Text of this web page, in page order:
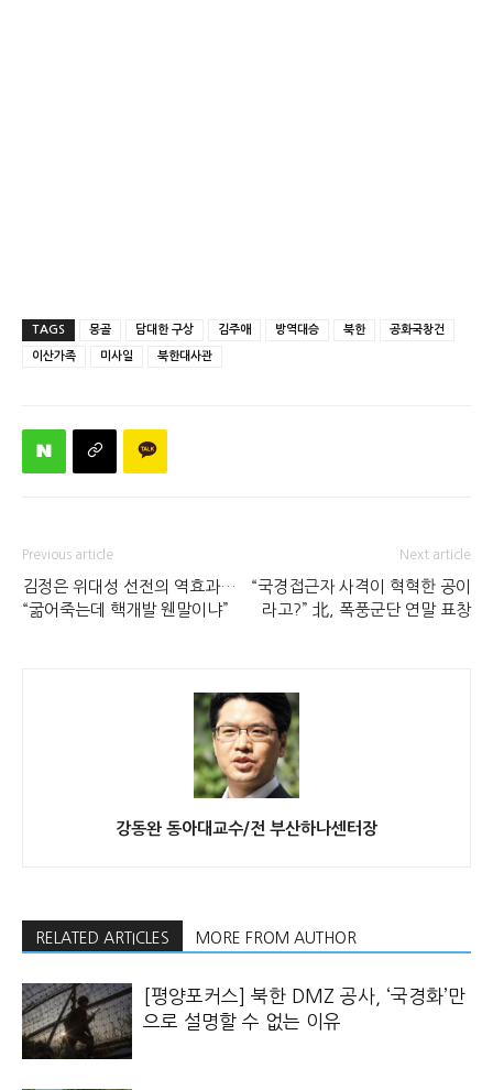
TAGS 몽골 담대한 구상 김주애 방역대승 북한 공화국창건
이산가족 미사일 북한대사관
Previous article
김정은 위대성 선전의 역효과…
“굶어죽는데 핵개발 웬말이냐”
Next article
“국경접근자 사격이 혁혁한 공이
라고?” 北, 폭풍군단 연말 표창
강동완 동아대교수/전 부산하나센터장
RELATED ARTICLES MORE FROM AUTHOR
[평양포커스] 북한 DMZ 공사, ‘국경화’만
으로 설명할 수 없는 이유